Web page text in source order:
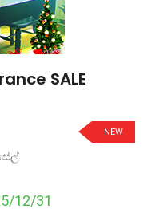
SALE
NEW
12/31